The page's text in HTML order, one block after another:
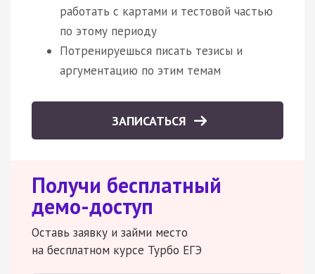
работать с картами и тестовой частью
по этому периоду
Потренируешься писать тезисы и
аргументацию по этим темам
ЗАПИСАТЬСЯ
Получи бесплатный
демо-доступ
Оставь заявку и займи место
на бесплатном курсе Турбо ЕГЭ